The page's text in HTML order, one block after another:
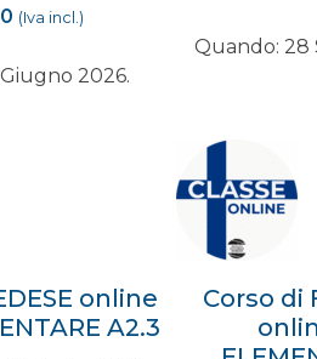
(Iva incl.)
2026.
Quando: 28
online
A2.3
Corso di